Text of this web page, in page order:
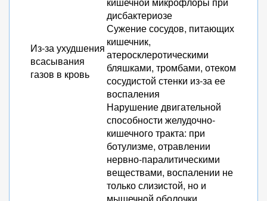
дисбактериозе
Из-за ухудшения
всасывания
газов в кровь
Сужение сосудов, питающих
кишечник,
атеросклеротическими
бляшками, тромбами, отеком
сосудистой стенки из-за ее
воспаления
Нарушение двигательной
способности желудочно-
кишечного тракта: при
ботулизме, отравлении
нервно-паралитическими
веществами, воспалении не
только слизистой, но и